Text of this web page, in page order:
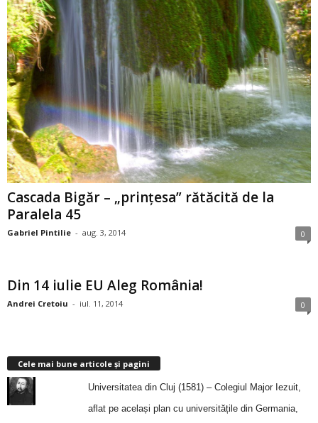
Cascada Bigăr – „prinţesa” rătăcită de la
Paralela 45
Gabriel Pintilie - aug. 3, 2014 0
Din 14 iulie EU Aleg România!
Andrei Cretoiu - iul. 11, 2014 0
Cele mai bune articole și pagini
Universitatea din Cluj (1581) – Colegiul Major Iezuit,
aflat pe același plan cu universitățile din Germania,